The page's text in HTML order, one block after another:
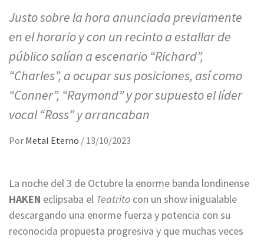
Justo sobre la hora anunciada previamente
en el horario y con un recinto a estallar de
público salían a escenario “Richard”,
“Charles”, a ocupar sus posiciones, así como
“Conner”, “Raymond” y por supuesto el líder
vocal “Ross” y arrancaban
Por Metal Eterno / 13/10/2023
La noche del 3 de Octubre la enorme banda londinense
HAKEN eclipsaba el Teatrito con un show inigualable
descargando una enorme fuerza y potencia con su
reconocida propuesta progresiva y que muchas veces